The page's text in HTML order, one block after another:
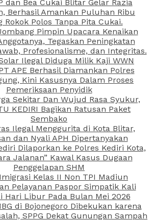
dan Bea Cukai Blitar Gelar Razia
Berhasil Amankan Puluhan Ribu
Rokok Polos Tanpa Pita Cukai.
Pimpin Upacara Kenaikan
Tegaskan Peningkatan
Profesionalisme, dan Integritas.
Ilegal Diduga Milik Kaji WWN
APE Berhasil Diamankan Polres
Kini Kasusnya Dalam Proses
Pemeriksaan Penyidik
Sekitar Dan Wujud Rasa Syukur,
KEDIRI Bagikan Ratusan Paket
Sembako
Ilegal Menggurita di Kota Blitar,
dan Nyali APH Dipertanyakan
Dilaporkan ke Polres Kediri Kota,
Jalanan” Kawal Kasus Dugaan
Penggelapan SHM
Kelas II Non TPI Madiun
Pelayanan Paspor Simpatik Kali
Hari Libur Pada Bulan Mei 2026
di Bojonegoro Dibekukan karena
SPPG Dekat Gunungan Sampah